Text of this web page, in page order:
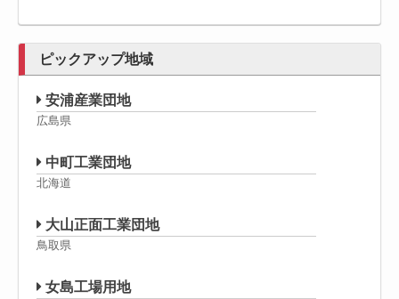
ピックアップ地域
安浦産業団地
広島県
中町工業団地
北海道
大山正面工業団地
鳥取県
女島工場用地